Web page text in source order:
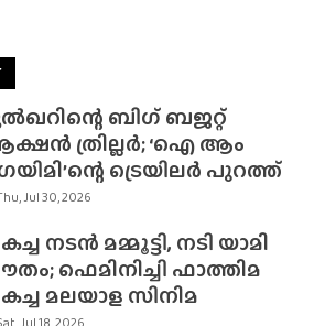
ബിഗ് ബജറ്റ്
ത്രില്ലർ; ‘ഐ ആം
ട്രെയിലർ പുറത്ത്
Jul 30, 2026
നടൻ മമ്മൂട്ടി, നടി യാമി
ഫെമിനിച്ചി ഫാത്തിമ
മലയാള സിനിമ